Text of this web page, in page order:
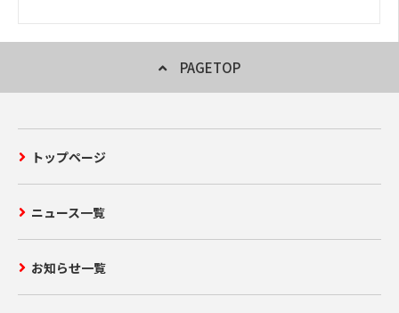
PAGETOP
トップページ
ニュース一覧
お知らせ一覧